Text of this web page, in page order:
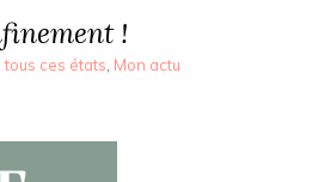
!
ces états Mon actu